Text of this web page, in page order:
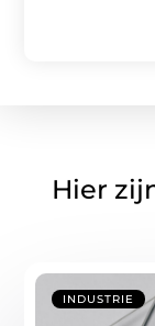
Hier
INDUSTRIE